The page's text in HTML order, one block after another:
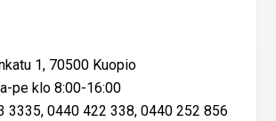
1, 70500 Kuopio
pe klo 8:00-16:00
3335, 0440 422 338, 0440 252 856